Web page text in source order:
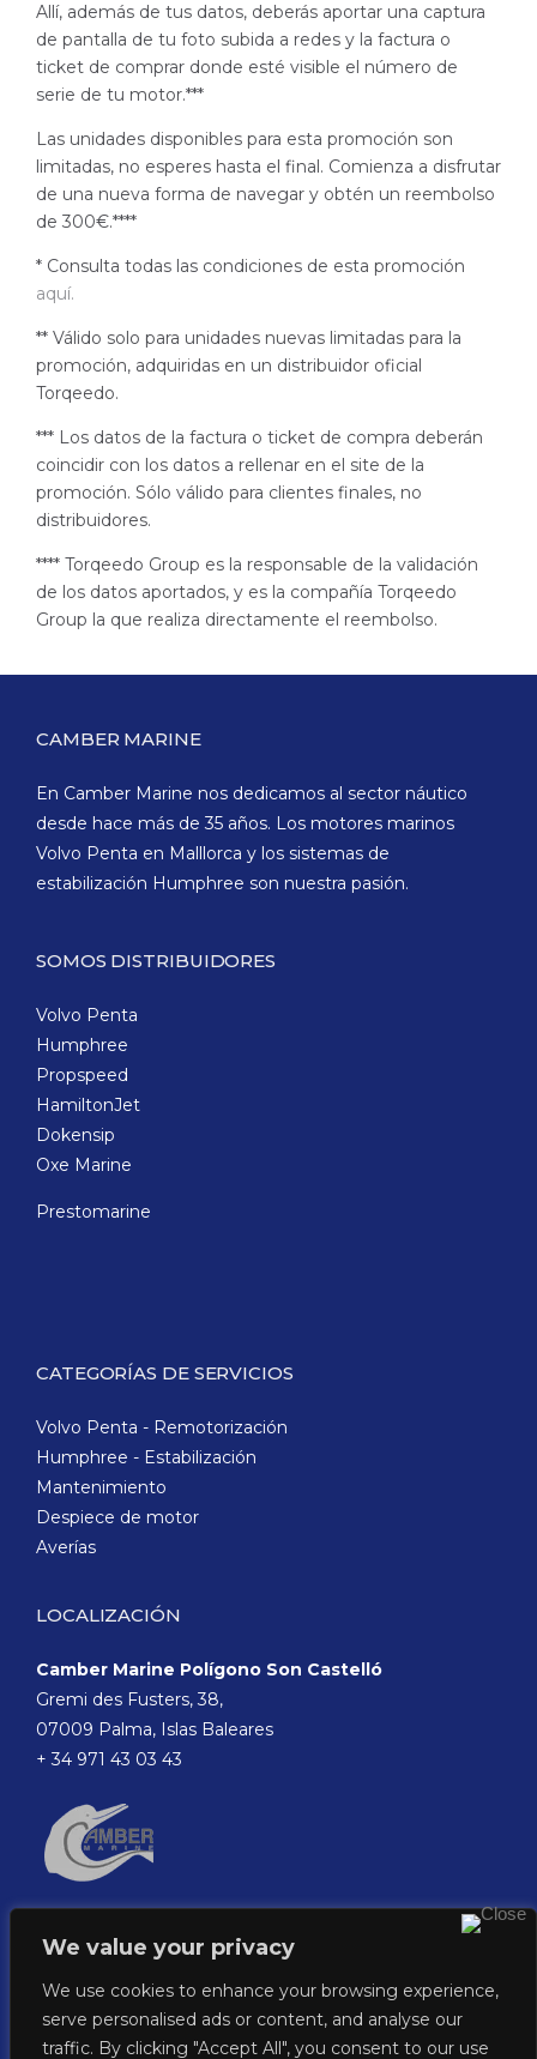
We value your privacy
We use cookies to enhance your browsing experience,
serve personalised ads or content, and analyse our
traffic. By clicking "Accept All", you consent to our use
Allí, además de tus datos, deberás aportar una captura
de pantalla de tu foto subida a redes y la factura o
ticket de comprar donde esté visible el número de
serie de tu motor.***
Las unidades disponibles para esta promoción son
limitadas, no esperes hasta el final. Comienza a disfrutar
de una nueva forma de navegar y obtén un reembolso
de 300€.****
* Consulta todas las condiciones de esta promoción
aquí.
** Válido solo para unidades nuevas limitadas para la
promoción, adquiridas en un distribuidor oficial
Torqeedo.
*** Los datos de la factura o ticket de compra deberán
coincidir con los datos a rellenar en el site de la
promoción. Sólo válido para clientes finales, no
distribuidores.
**** Torqeedo Group es la responsable de la validación
de los datos aportados, y es la compañía Torqeedo
Group la que realiza directamente el reembolso.
CAMBER MARINE
En Camber Marine nos dedicamos al sector náutico
desde hace más de 35 años. Los motores marinos
Volvo Penta en Malllorca y los sistemas de
estabilización Humphree son nuestra pasión.
SOMOS DISTRIBUIDORES
Volvo Penta
Humphree
Propspeed
HamiltonJet
Dokensip
Oxe Marine
Prestomarine
CATEGORÍAS DE SERVICIOS
Volvo Penta - Remotorización
Humphree - Estabilización
Mantenimiento
Despiece de motor
Averías
LOCALIZACIÓN
Camber Marine Polígono Son Castelló
Gremi des Fusters, 38,
07009 Palma, Islas Baleares
+ 34 971 43 03 43